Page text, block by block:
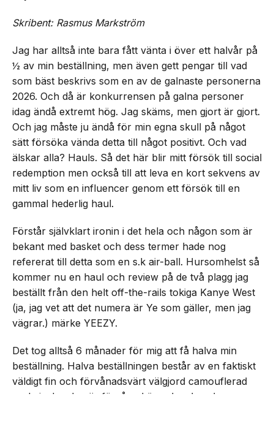
Skribent: Rasmus Markström
Jag har alltså inte bara fått vänta i över ett halvår på
½ av min beställning, men även gett pengar till vad
som bäst beskrivs som en av de galnaste personerna
2026. Och då är konkurrensen på galna personer
idag ändå extremt hög. Jag skäms, men gjort är gjort.
Och jag måste ju ändå för min egna skull på något
sätt försöka vända detta till något positivt. Och vad
älskar alla? Hauls. Så det här blir mitt försök till social
redemption men också till att leva en kort sekvens av
mitt liv som en influencer genom ett försök till en
gammal hederlig haul.
Förstår självklart ironin i det hela och någon som är
bekant med basket och dess termer hade nog
refererat till detta som en s.k air-ball. Hursomhelst så
kommer nu en haul och review på de två plagg jag
beställt från den helt off-the-rails tokiga Kanye West
(ja, jag vet att det numera är Ye som gäller, men jag
vägrar.) märke YEEZY.
Det tog alltså 6 månader för mig att få halva min
beställning. Halva beställningen består av en faktiskt
väldigt fin och förvånadsvärt välgjord camouflerad
parkajacka. Jag är förvånad över hur bra den